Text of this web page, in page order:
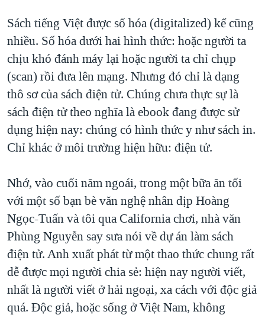
Sách tiếng Việt được số hóa (digitalized) kể cũng
nhiều. Số hóa dưới hai hình thức: hoặc người ta
chịu khó đánh máy lại hoặc người ta chỉ chụp
(scan) rồi đưa lên mạng. Nhưng đó chỉ là dạng
thô sơ của sách điện tử. Chúng chưa thực sự là
sách điện tử theo nghĩa là ebook đang được sử
dụng hiện nay: chúng có hình thức y như sách in.
Chỉ khác ở môi trường hiện hữu: điện tử.
Nhớ, vào cuối năm ngoái, trong một bữa ăn tối
với một số bạn bè văn nghệ nhân dịp Hoàng
Ngọc-Tuấn và tôi qua California chơi, nhà văn
Phùng Nguyễn say sưa nói về dự án làm sách
điện tử. Anh xuất phát từ một thao thức chung rất
dễ được mọi người chia sẻ: hiện nay người viết,
nhất là người viết ở hải ngoại, xa cách với độc giả
quá. Độc giả, hoặc sống ở Việt Nam, không